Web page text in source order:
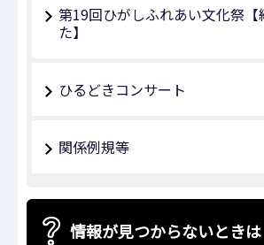
第19回ひがしふれあい文化祭【
た】
ひるどきコンサート
関係例規等
情報が見つからないときは